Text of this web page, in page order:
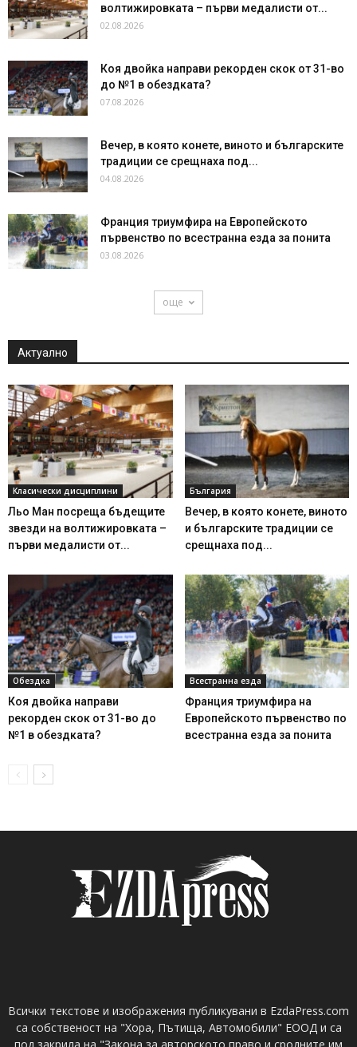
волтижировката – първи медалисти от...
02.08.2026
Коя двойка направи рекорден скок от 31-во
до №1 в обездката?
07.08.2026
Вечер, в която конете, виното и българските
традиции се срещнаха под...
04.08.2026
Франция триумфира на Европейското
първенство по всестранна езда за понита
03.08.2026
още
Актуално
Класически дисциплини
Льо Ман посреща бъдещите
звезди на волтижировката –
първи медалисти от...
България
Вечер, в която конете, виното
и българските традиции се
срещнаха под...
Обездка
Коя двойка направи
рекорден скок от 31-во до
№1 в обездката?
Всестранна езда
Франция триумфира на
Европейското първенство по
всестранна езда за понита
Всички текстове и изображения публикувани в EzdaPress.com
са собственост на "Хора, Пътища, Автомобили" ЕООД и са